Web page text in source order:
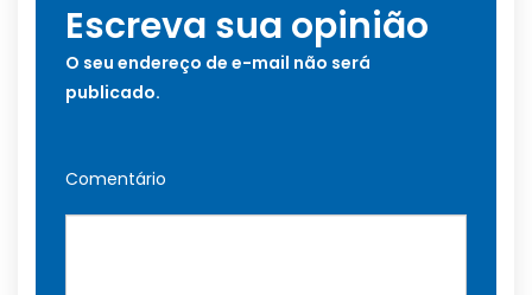
Escreva sua opinião
O seu endereço de e-mail não será
publicado.
Comentário